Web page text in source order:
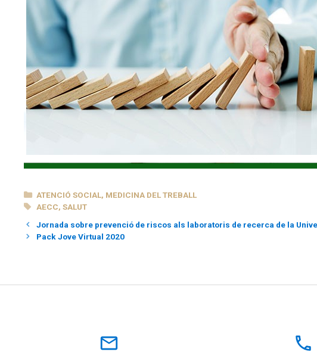
CATEGORIES
ATENCIÓ SOCIAL, MEDICINA DEL TREBALL
ETIQUETES
AECC,SALUT
Jornada sobre prevenció de riscos als laboratoris de recerca de la
Pack Jove Virtual 2020
mail_outline local_phone